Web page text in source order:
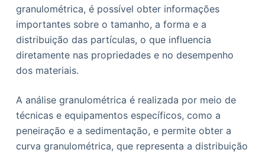
granulométrica, é possível obter informações
importantes sobre o tamanho, a forma e a
distribuição das partículas, o que influencia
diretamente nas propriedades e no desempenho
dos materiais.
A análise granulométrica é realizada por meio de
técnicas e equipamentos específicos, como a
peneiração e a sedimentação, e permite obter a
curva granulométrica, que representa a distribuição